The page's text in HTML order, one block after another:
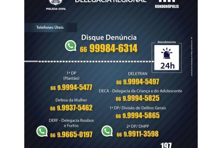
Justiça Eleitoral sob os números BR-00822/2026 e MT-
WhatsApp
Facebook
Twitter
Messenger
LinkedIn
Share